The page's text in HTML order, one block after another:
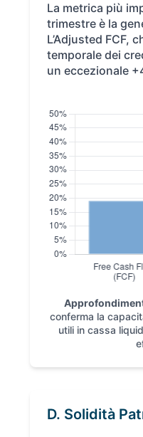
La metrica più
trimestre è la
L’Adjusted FCF,
temporale dei
un eccezionale
conferma la
utili in cassa
D. Solidità